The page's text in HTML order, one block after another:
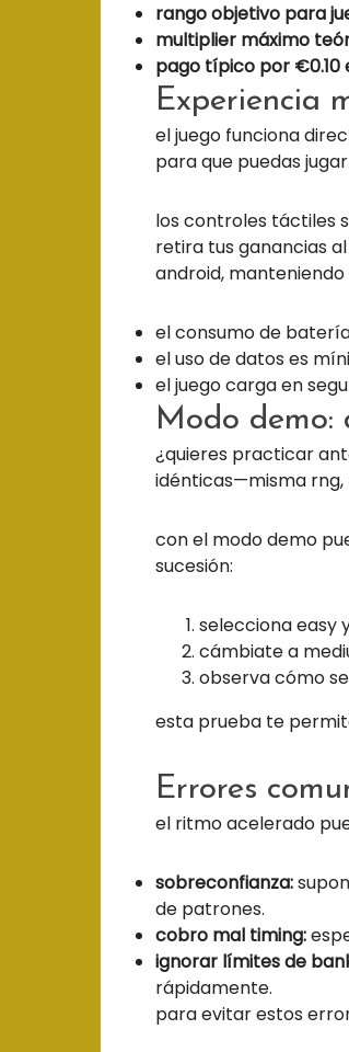
rango objetivo para
multiplier máximo
pago típico por €0.10
Experiencia
el juego funciona
para que puedas
los controles táctiles
retira tus ganancias
android,
el consumo de
el uso de datos es
el juego carga en
Modo demo:
¿quieres practicar
idénticas—misma
con el modo demo
sucesión:
selecciona easy
cámbiate a
observa cómo
esta prueba te
Errores
el ritmo acelerado
sobreconfianza:
de patrones.
cobro mal timing:
ignorar límites de
rápidamente.
para evitar estos